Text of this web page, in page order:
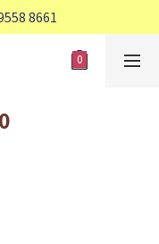
8661
8661
，🚚免運費❤️